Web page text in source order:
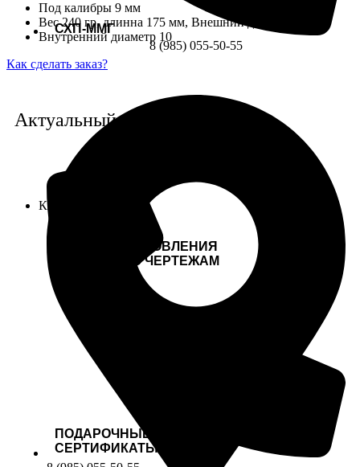
8 (985) 055-50-55
СХП-ММГ
Клиентам
УСЛУГИ ИЗГОТОВЛЕНИЯ
МАКЕТОВ ПО ЧЕРТЕЖАМ
ПОДАРОЧНЫЕ
СЕРТИФИКАТЫ
Под калибры 9 мм
Вес 240 гр, длинна 175 мм, Внешний диаметр 38 мм.
Внутренний диаметр 10
Как сделать заказ?
Актуальный номер телефона: